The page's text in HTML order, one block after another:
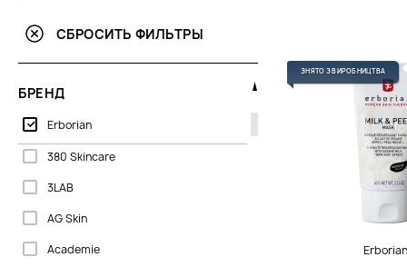
СБРОСИТЬ ФИЛЬТРЫ
БРЕНД
Erborian
380 Skincare
3LAB
AG Skin
Academie
ЗНЯТО З ВИРОБНИЦТВА
Erborian